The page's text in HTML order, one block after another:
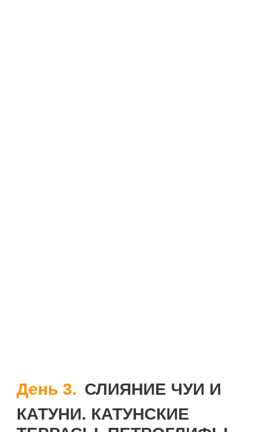
День 3. СЛИЯНИЕ ЧУИ И
КАТУНИ. КАТУНСКИЕ